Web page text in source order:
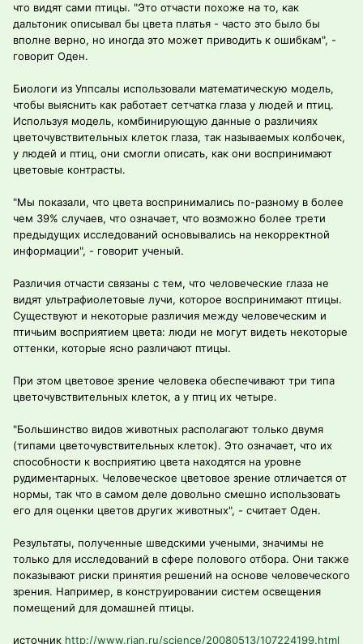
что видят сами птицы. "Это отчасти похоже на то, как
дальтоник описывал бы цвета платья - часто это было бы
вполне верно, но иногда это может приводить к ошибкам", -
говорит Оден.
Биологи из Уппсалы использовали математическую модель,
чтобы выяснить как работает сетчатка глаза у людей и птиц.
Используя модель, комбинирующую данные о различиях
цветочувствительных клеток глаза, так называемых колбочек,
у людей и птиц, они смогли описать, как они воспринимают
цветовые контрасты.
"Мы показали, что цвета воспринимались по-разному в более
чем 39% случаев, что означает, что возможно более трети
предыдущих исследований основывались на некорректной
информации", - говорит ученый.
Различия отчасти связаны с тем, что человеческие глаза не
видят ультрафиолетовые лучи, которое воспринимают птицы.
Существуют и некоторые различия между человеческим и
птичьим восприятием цвета: люди не могут видеть некоторые
оттенки, которые ясно различают птицы.
При этом цветовое зрение человека обеспечивают три типа
цветочувствительных клеток, а у птиц их четыре.
"Большинство видов животных располагают только двумя
(типами цветочувствительных клеток). Это означает, что их
способности к восприятию цвета находятся на уровне
рудиментарных. Человеческое цветовое зрение отличается от
нормы, так что в самом деле довольно смешно использовать
его для оценки цветов других животных", - считает Оден.
Результаты, полученные шведскими учеными, значимы не
только для исследований в сфере полового отбора. Они также
показывают риски принятия решений на основе человеческого
зрения. Например, в конструировании систем освещения
помещений для домашней птицы.
источник http://www.rian.ru/science/20080513/107224199.html